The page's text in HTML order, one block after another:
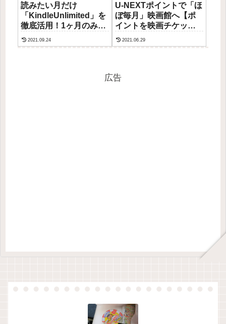
読みたい月だけ
「KindleUnlimited」を
徹底活用！1ヶ月のみ利
用で解約設定する方法
メモ
2021.09.24
U-NEXTポイントで「ほ
ぼ毎月」映画館へ【ポ
イントを映画チケット
に交換する方法】
2021.06.29
広告